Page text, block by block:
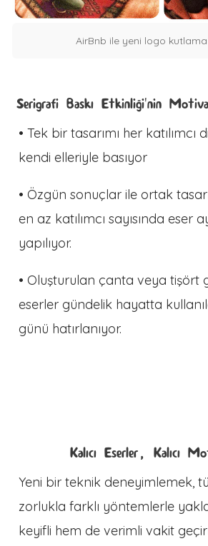
AirBnb ile yeni logo
Serigrafi Baskı Etkinliği'nin
• Tek bir tasarımı her katılımcı
kendi elleriyle basıyor
• Özgün sonuçlar ile ortak
en az katılımcı sayısında eser
yapılıyor.
• Oluşturulan çanta veya tişört
eserler gündelik hayatta
günü hatırlanıyor.
Kalıcı Eserler, Kalıcı
Yeni bir teknik deneyimlemek,
zorlukla farklı yöntemlerle
keyifli hem de verimli vakit